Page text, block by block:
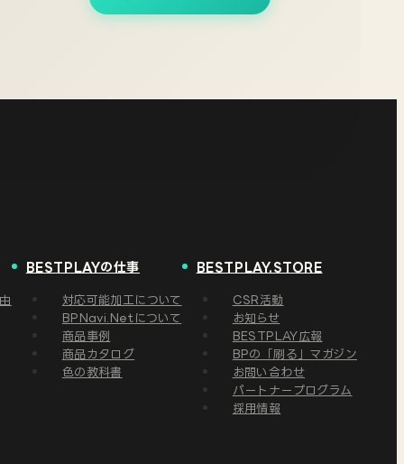
BESTPLAYの仕事
対応可能加工について
BPNavi.Netについて
商品事例
商品カタログ
色の教科書
BESTPLAY.STORE
CSR活動
お知らせ
BESTPLAY広報
BPの「刷る」マガジン
お問い合わせ
パートナープログラム
採用情報